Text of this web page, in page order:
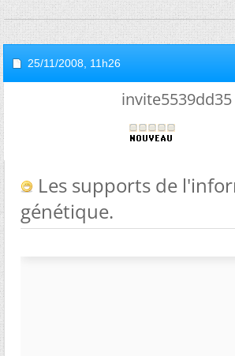
25/11/2008, 11h26
invite5539dd35
Les supports de
génétique.